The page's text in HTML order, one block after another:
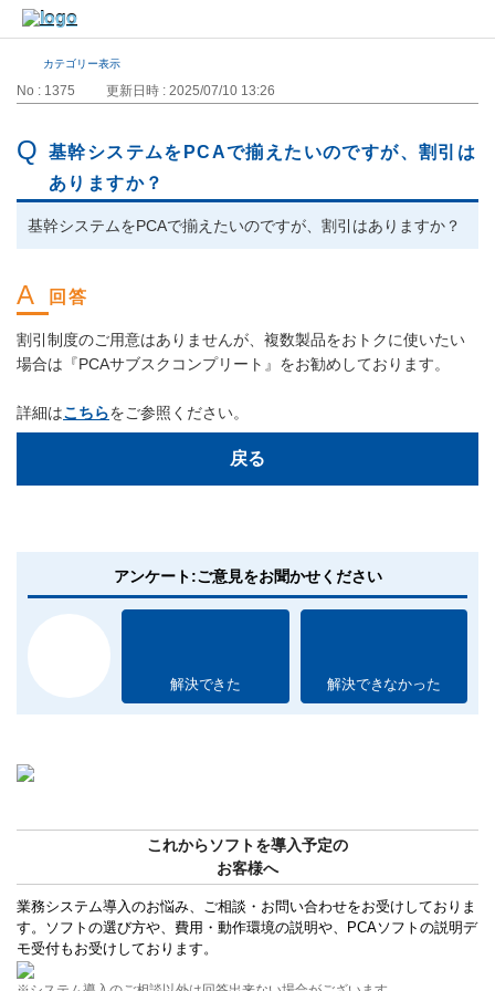
カテゴリー表示
No : 1375 更新日時 : 2025/07/10 13:26
基幹システムをPCAで揃えたいのですが、割引は
ありますか？
基幹システムをPCAで揃えたいのですが、割引はありますか？
割引制度のご用意はありませんが、複数製品をおトクに使いたい
場合は『PCAサブスクコンプリート』をお勧めしております。
詳細はこちらをご参照ください。
戻る
アンケート:ご意見をお聞かせください
解決できた 解決できなかった
これからソフトを導入予定の
お客様へ
業務システム導入のお悩み、ご相談・お問い合わせをお受けしておりま
す。ソフトの選び方や、費用・動作環境の説明や、PCAソフトの説明デ
モ受付もお受けしております。